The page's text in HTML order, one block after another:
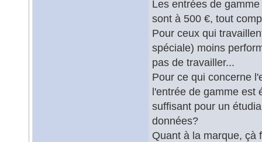
Les entrées de
sont à 500 €, tout
Pour ceux qui
spéciale) moins
pas de travailler...
Pour ce qui concerne
l'entrée de gamme est
suffisant pour un
données?
Quant à la marque, çà